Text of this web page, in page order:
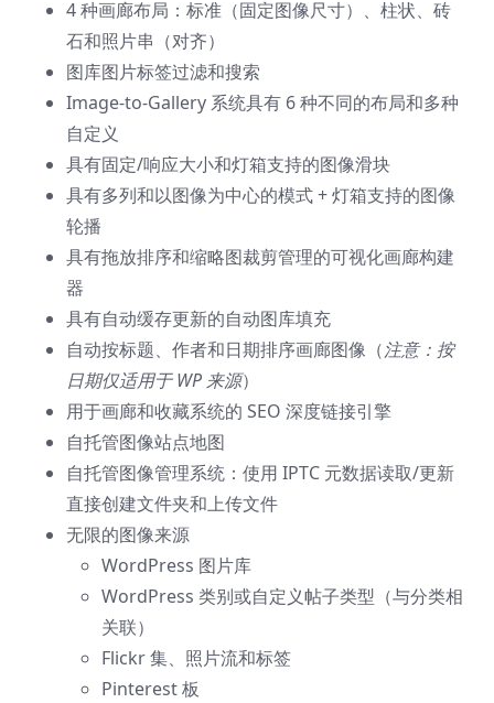
4 种画廊布局：标准（固定图像尺寸）、柱状、砖
石和照片串（对齐）
图库图片标签过滤和搜索
Image-to-Gallery 系统具有 6 种不同的布局和多种
自定义
具有固定/响应大小和灯箱支持的图像滑块
具有多列和以图像为中心的模式 + 灯箱支持的图像
轮播
具有拖放排序和缩略图裁剪管理的可视化画廊构建
器
具有自动缓存更新的自动图库填充
自动按标题、作者和日期排序画廊图像（注意：按
日期仅适用于 WP 来源）
用于画廊和收藏系统的 SEO 深度链接引擎
自托管图像站点地图
自托管图像管理系统：使用 IPTC 元数据读取/更新
直接创建文件夹和上传文件
无限的图像来源
WordPress 图片库
WordPress 类别或自定义帖子类型（与分类相
关联）
Flickr 集、照片流和标签
Pinterest 板